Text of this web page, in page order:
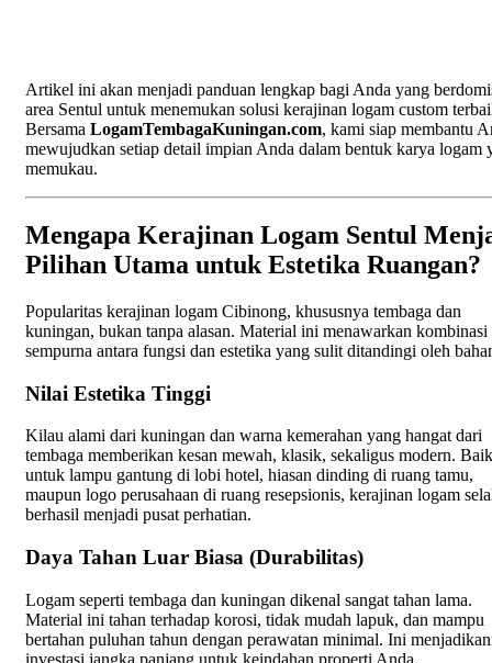
Artikel ini akan menjadi panduan lengkap bagi Anda yang
area Sentul untuk menemukan solusi kerajinan logam custom
Bersama LogamTembagaKuningan.com, kami siap membantu
mewujudkan setiap detail impian Anda dalam bentuk karya logam
memukau.
Mengapa Kerajinan Logam Sentul
Pilihan Utama untuk Estetika Ruangan?
Popularitas kerajinan logam Cibinong, khususnya tembaga dan
kuningan, bukan tanpa alasan. Material ini menawarkan kombinasi
sempurna antara fungsi dan estetika yang sulit ditandingi oleh
Nilai Estetika Tinggi
Kilau alami dari kuningan dan warna kemerahan yang hangat dari
tembaga memberikan kesan mewah, klasik, sekaligus modern. Baik
untuk lampu gantung di lobi hotel, hiasan dinding di ruang tamu,
maupun logo perusahaan di ruang resepsionis, kerajinan logam
berhasil menjadi pusat perhatian.
Daya Tahan Luar Biasa (Durabilitas)
Logam seperti tembaga dan kuningan dikenal sangat tahan lama.
Material ini tahan terhadap korosi, tidak mudah lapuk, dan mampu
bertahan puluhan tahun dengan perawatan minimal. Ini
investasi jangka panjang untuk keindahan properti Anda.